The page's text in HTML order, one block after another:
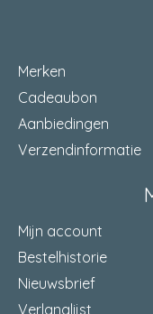
Merken
Cadeaubon
Aanbiedingen
Verzendinformatie
Mijn account
Bestelhistorie
Nieuwsbrief
Verlanglijst